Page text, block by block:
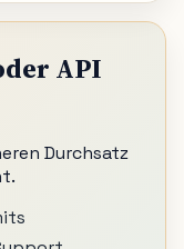
API
Durchsatz